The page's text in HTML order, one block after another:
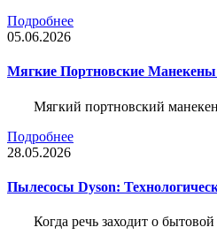
Подробнее
05.06.2026
Мягкие Портновские
Мягкий портновский
Подробнее
28.05.2026
Пылесосы Dyson:
Когда речь заходит о